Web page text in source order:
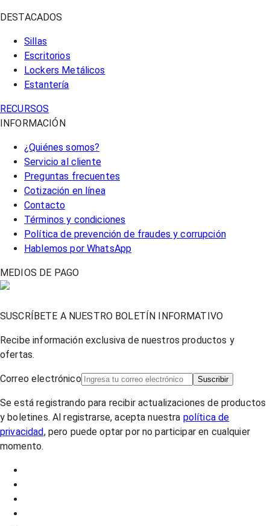
DESTACADOS
Sillas
Escritorios
Lockers Metálicos
Estantería
RECURSOS
INFORMACIÓN
¿Quiénes somos?
Servicio al cliente
Preguntas frecuentes
Cotización en línea
Contacto
Términos y condiciones
Política de prevención de fraudes y corrupción
Hablemos por WhatsApp
MEDIOS DE PAGO
SUSCRÍBETE A NUESTRO BOLETÍN INFORMATIVO
Recibe información exclusiva de nuestros productos y
ofertas.
Correo electrónico Suscribir
Se está registrando para recibir actualizaciones de productos
y boletines. Al registrarse, acepta nuestra política de
privacidad, pero puede optar por no participar en cualquier
momento.